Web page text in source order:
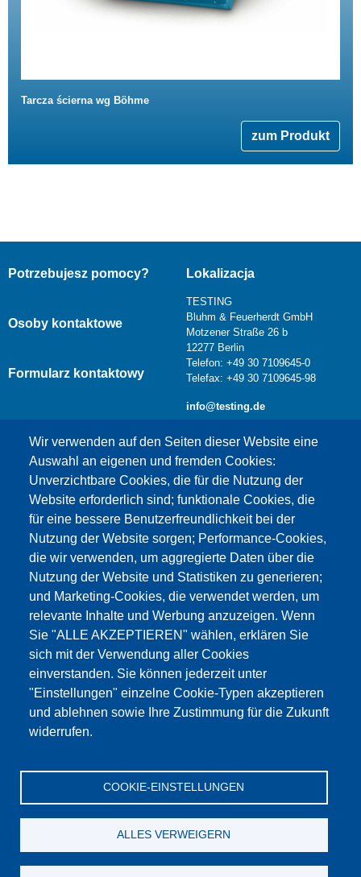
Tarcza ścierna wg Böhme
zum Produkt
Wir verwenden auf den Seiten dieser Website eine
Auswahl an eigenen und fremden Cookies:
Unverzichtbare Cookies, die für die Nutzung der
Website erforderlich sind; funktionale Cookies, die
für eine bessere Benutzerfreundlichkeit bei der
Nutzung der Website sorgen; Performance-Cookies,
die wir verwenden, um aggregierte Daten über die
Nutzung der Website und Statistiken zu generieren;
und Marketing-Cookies, die verwendet werden, um
relevante Inhalte und Werbung anzuzeigen. Wenn
Sie "ALLE AKZEPTIEREN" wählen, erklären Sie
sich mit der Verwendung aller Cookies
einverstanden. Sie können jederzeit unter
"Einstellungen" einzelne Cookie-Typen akzeptieren
und ablehnen sowie Ihre Zustimmung für die Zukunft
widerrufen.
COOKIE-EINSTELLUNGEN
ALLES VERWEIGERN
Potrzebujesz pomocy?
Osoby kontaktowe
Formularz kontaktowy
Lokalizacja
TESTING
Bluhm & Feuerherdt GmbH
Motzener Straße 26 b
12277 Berlin
Telefon: +49 30 7109645-0
Telefax: +49 30 7109645-98
info@testing.de
Dieser Inhalt ist blockiert, da die Google Maps
Cookies nicht akzeptiert wurden.
NUR DIE GOOGLE MAPS COOKIES
AKZEPTIEREN.
Alle Cookies akzeptieren
© Testing Bluhm & Feuerherdt GmbH 10.08.2026